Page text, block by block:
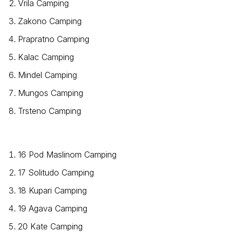
Vrila Camping
Zakono Camping
Prapratno Camping
Kalac Camping
Mindel Camping
Mungos Camping
Trsteno Camping
16 Pod Maslinom Camping
17 Solitudo Camping
18 Kupari Camping
19 Agava Camping
20 Kate Camping